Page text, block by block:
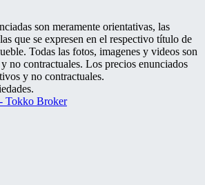
son meramente orientativas, las
que se expresen en el respectivo título de
Todas las fotos, imagenes y videos son
no contractuales. Los precios enunciados
y no contractuales.
Tokko Broker